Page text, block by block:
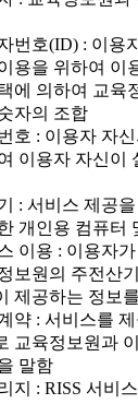
번호(ID) : 이용
용을 위하여 이
에 의하여 교육
자의 조합
호 : 이용자 자
이용자 자신이
: 서비스 제공
개인용 컴퓨터
이용 : 이용자
보원의 주전산
제공하는 정보
약 : 서비스를 제
교육정보원과
말함
지 : RISS 서비